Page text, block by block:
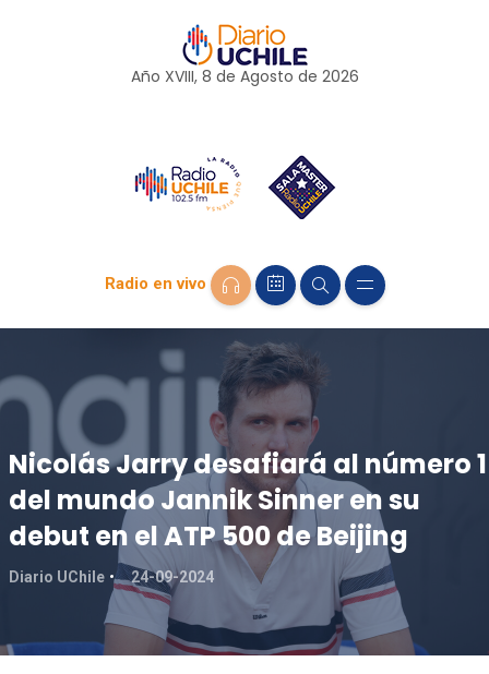
Año XVIII, 8 de Agosto de 2026
Radio en vivo
Nicolás Jarry desafiará al número 1
del mundo Jannik Sinner en su
debut en el ATP 500 de Beijing
Diario UChile 24-09-2024